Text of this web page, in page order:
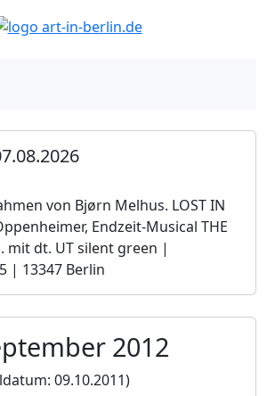
von Bjørn Melhus. LOST IN
Endzeit-Musical THE
mit dt. UT silent green |
| 13347 Berlin
2012
09.10.2011)